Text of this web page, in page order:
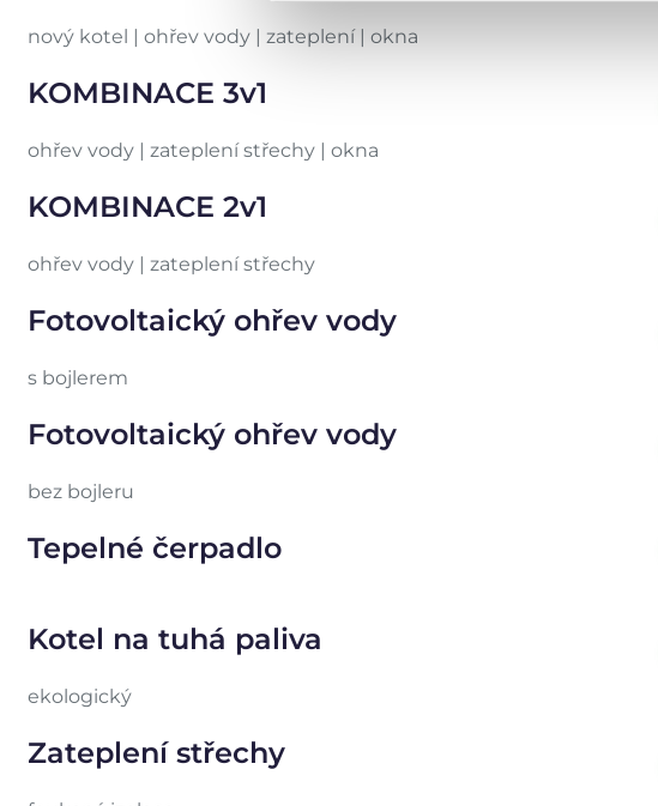
nový kotel | ohřev vody | zateplení | okna
KOMBINACE 3v1
ohřev vody | zateplení střechy | okna
KOMBINACE 2v1
ohřev vody | zateplení střechy
Fotovoltaický ohřev vody
s bojlerem
Fotovoltaický ohřev vody
bez bojleru
Tepelné čerpadlo
Kotel na tuhá paliva
ekologický
Zateplení střechy